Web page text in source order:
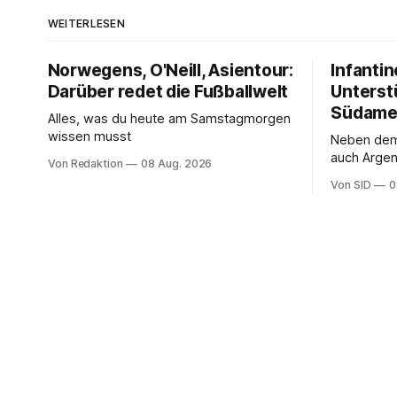
WEITERLESEN
Norwegens, O'Neill, Asientour:
Darüber redet die Fußballwelt
Alles, was du heute am Samstagmorgen
wissen musst
Von Redaktion 08 Aug. 2026
Neben
auch
Von SID